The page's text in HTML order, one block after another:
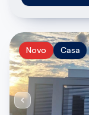
Novo Casa